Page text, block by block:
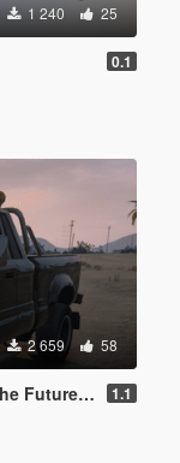
1 240 25
0.1
2 659 58
VehFuncs V] 1.1